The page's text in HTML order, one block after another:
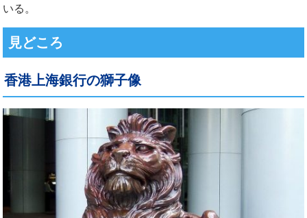
いる。
見どころ
香港上海銀行の獅子像